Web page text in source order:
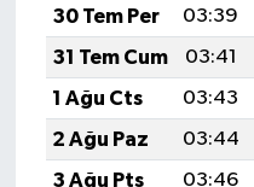
30 Tem Per
03:39
31 Tem Cum
03:41
1 Ağu Cts
03:43
2 Ağu Paz
03:44
3 Ağu Pts
03:46